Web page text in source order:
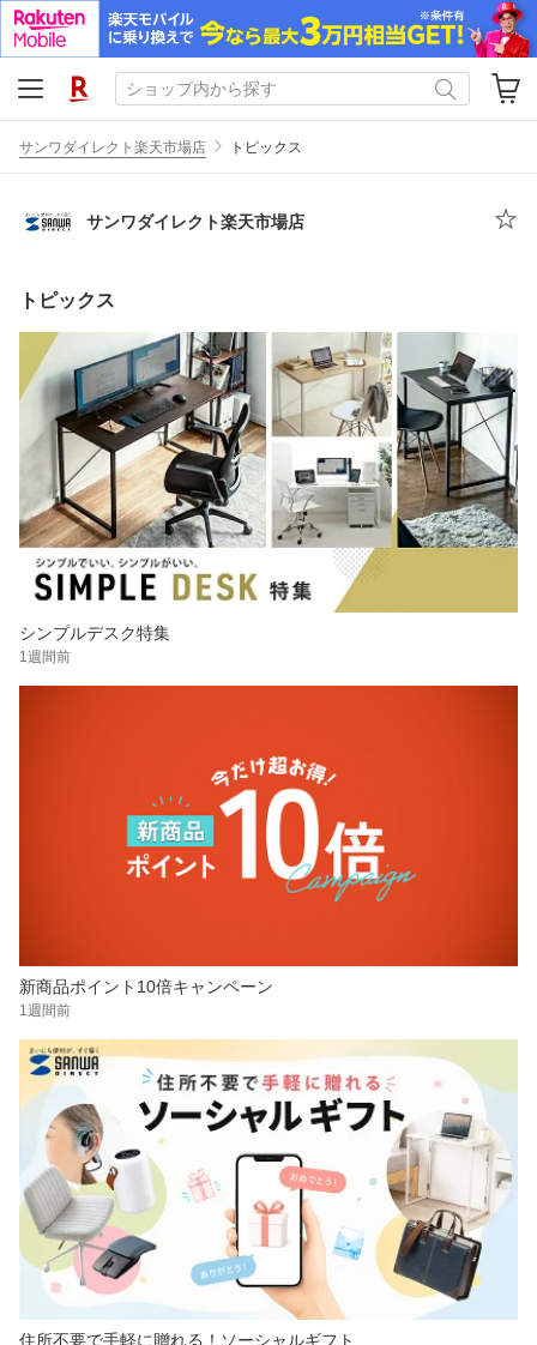
サンワダイレクト楽天市場店 トピックス
サンワダイレクト楽天市場店
トピックス
シンプルデスク特集
1週間前
新商品ポイント10倍キャンペーン
1週間前
住所不要で手軽に贈れる！ソーシャルギフト